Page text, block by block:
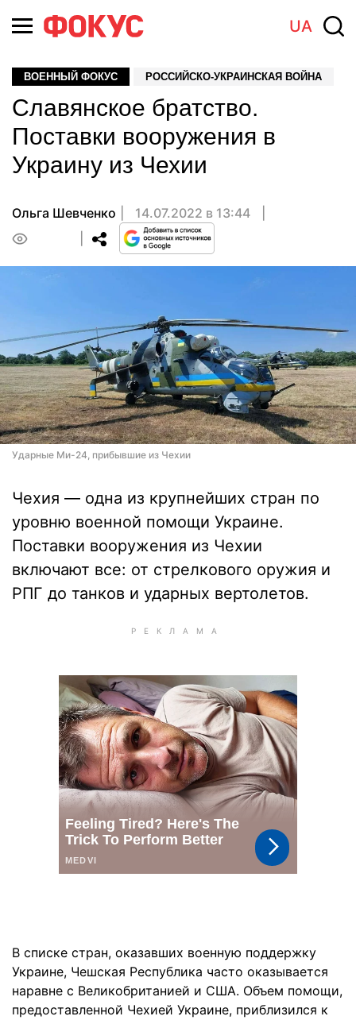
UA
ВОЕННЫЙ ФОКУС РОССИЙСКО-УКРАИНСКАЯ ВОЙНА
Славянское братство.
Поставки вооружения в
Украину из Чехии
Ольга Шевченко
14.07.2022 в 13:44
Ударные Ми-24, прибывшие из Чехии
Чехия — одна из крупнейших стран по
уровню военной помощи Украине.
Поставки вооружения из Чехии
включают все: от стрелкового оружия и
РПГ до танков и ударных вертолетов.
В списке стран, оказавших военную поддержку
Украине, Чешская Республика часто оказывается
наравне с Великобританией и США. Объем помощи,
предоставленной Чехией Украине, приблизился к